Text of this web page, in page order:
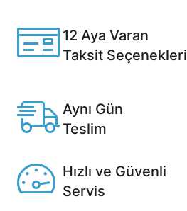
12 Aya Varan
Taksit Seçenekleri
Aynı Gün
Teslim
Hızlı ve Güvenli
Servis